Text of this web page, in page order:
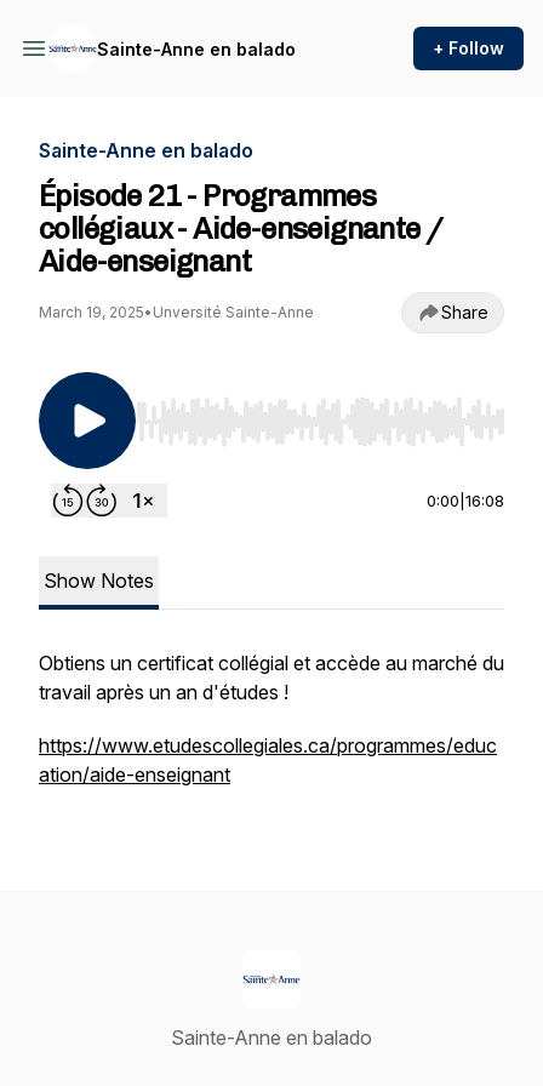
Sainte-Anne en balado + Follow
Sainte-Anne en balado
Épisode 21 - Programmes
collégiaux - Aide-enseignante /
Aide-enseignant
March 19, 2025• Unversité Sainte-Anne Share
Use Left/Right to seek, Home/End to jump to
0:00 16:08
Show Notes
Obtiens un certificat collégial et accède au marché du
travail après un an d'études !
https://www.etudescollegiales.ca/programmes/educ
ation/aide-enseignant
Sainte-Anne en balado